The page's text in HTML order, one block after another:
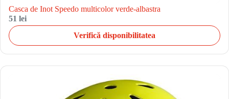
Casca de Inot Speedo multicolor verde-albastra
51 lei
Verifică disponibilitatea